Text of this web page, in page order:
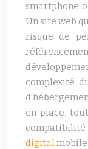
smartphone
Un site web
risque de
complexité
en place,
digitalmobile.